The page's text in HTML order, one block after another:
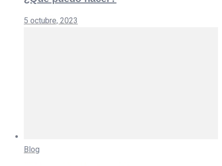
5 octubre, 2023
Blog